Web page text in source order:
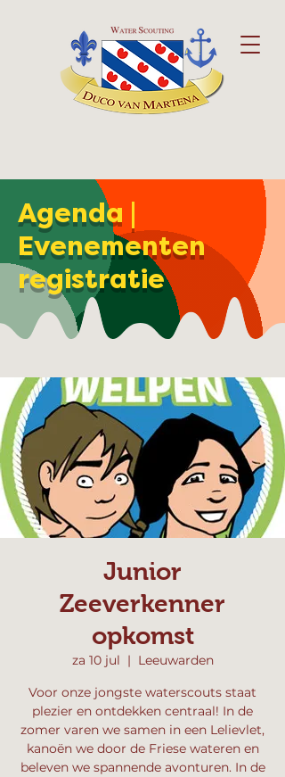
Agenda |
Evenementen
registratie
Junior
Zeeverkenner
opkomst
za 10 jul
  |
Leeuwarden
Voor onze jongste waterscouts staat
plezier en ontdekken centraal! In de
zomer varen we samen in een Lelievlet,
kanoën we door de Friese wateren en
beleven we spannende avonturen. In de